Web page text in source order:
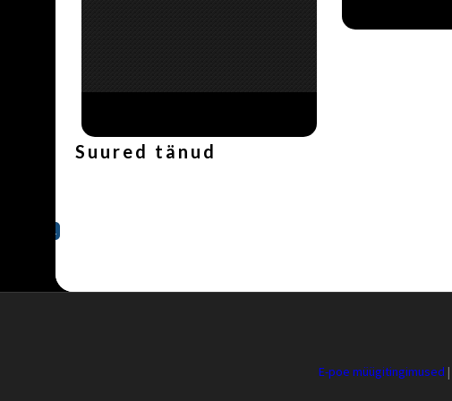
Suured tänud
E-poe müügitingimused |